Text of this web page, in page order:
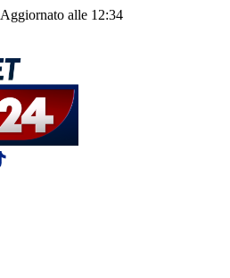
Aggiornato alle 12:34